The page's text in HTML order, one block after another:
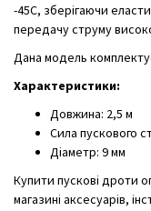
-45С, зберігаючи
передачу струму
Дана модель
Характеристики:
Довжина: 2,5 м
Сила пускового
Діаметр: 9 мм
Купити пускові дроти
магазині аксесуарів,